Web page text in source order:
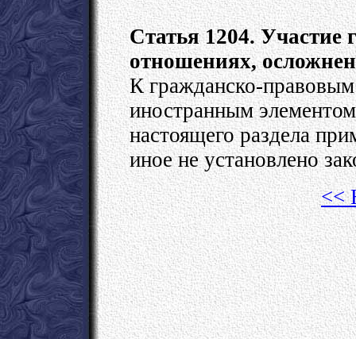
Статья 1204. Участие
отношениях,
К гражданско-
иностранным
настоящего раздела
иное не установлено
<<